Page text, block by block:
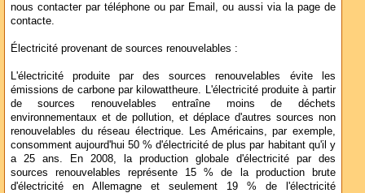
nous contacter par téléphone ou par Email, ou aussi via la page de
contacte.
Électricité provenant de sources renouvelables :
L'électricité produite par des sources renouvelables évite les
émissions de carbone par kilowattheure. L'électricité produite à partir
de sources renouvelables entraîne moins de déchets
environnementaux et de pollution, et déplace d'autres sources non
renouvelables du réseau électrique. Les Américains, par exemple,
consomment aujourd'hui 50 % d'électricité de plus par habitant qu'il y
a 25 ans. En 2008, la production globale d'électricité par des
sources renouvelables représente 15 % de la production brute
d'électricité en Allemagne et seulement 19 % de l'électricité